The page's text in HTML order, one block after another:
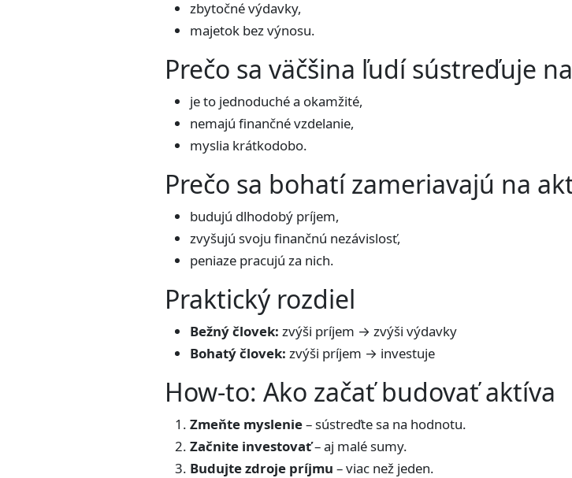
zbytočné výdavky,
majetok bez výnosu.
Prečo sa väčšina ľudí sústreďuje
je to jednoduché a okamžité,
nemajú finančné vzdelanie,
myslia krátkodobo.
Prečo sa bohatí zameriavajú na
budujú dlhodobý príjem,
zvyšujú svoju finančnú nezávislosť,
peniaze pracujú za nich.
Praktický rozdiel
Bežný človek: zvýši príjem → zvýši výdavky
Bohatý človek: zvýši príjem → investuje
How-to: Ako začať budovať aktíva
Zmeňte myslenie– sústreďte sa na hodnotu.
Začnite investovať– aj malé sumy.
Budujte zdroje príjmu – viac než jeden.